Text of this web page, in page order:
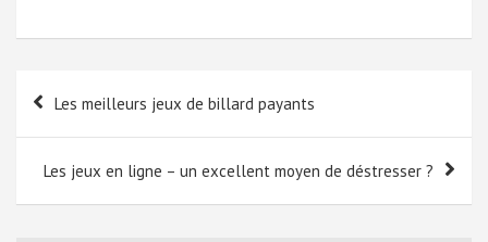
Navigation
l’article
Les meilleurs jeux de billard payants
Les jeux en ligne – un excellent moyen de déstresser ?